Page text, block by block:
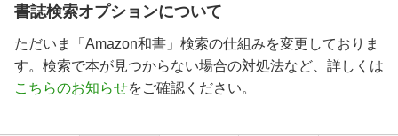
書誌検索オプションについて
ただいま「Amazon和書」検索の仕組みを変更しておりま
す。検索で本が見つからない場合の対処法など、詳しくは
こちらのお知らせをご確認ください。